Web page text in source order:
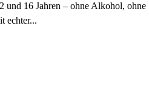
und 16 Jahren – ohne Alkohol, ohne
echter...